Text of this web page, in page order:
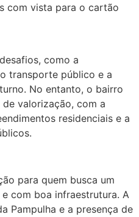
com vista para o cartão
como a
transporte público e a
No entanto, o bairro
valorização, com a
residenciais e a
para quem busca um
com boa infraestrutura. A
Pampulha e a presença de